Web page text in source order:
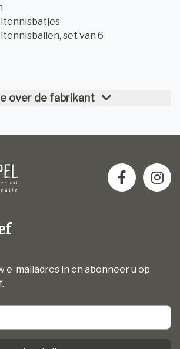
set van 6
over de fabrikant
e-mailadres in en abonneer u op